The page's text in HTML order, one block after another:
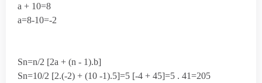
a + 10=8
a=8-10=-2
Sn=n/2 [2a + (n - 1).b]
Sn=10/2 [2.(-2) + (10 -1).5]=5 [-4 + 45]=5 . 41=205